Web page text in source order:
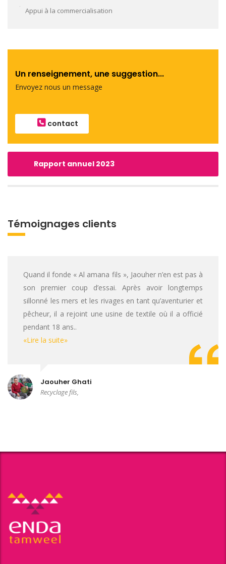
Appui à la commercialisation
Un renseignement, une suggestion...
Envoyez nous un message
contact
Rapport annuel 2023
Témoignages clients
Quand il fonde « Al amana fils », Jaouher n’en est pas à
son premier coup d’essai. Après avoir longtemps
sillonné les mers et les rivages en tant qu’aventurier et
pêcheur, il a rejoint une usine de textile où il a officié
pendant 18 ans..
«Lire la suite»
Jaouher Ghati
Recyclage fils,